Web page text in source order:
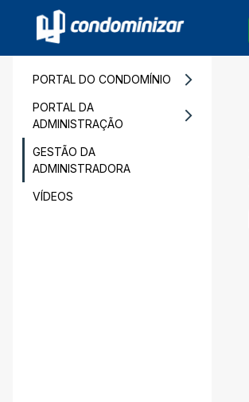
PORTAL DO CONDOMÍNIO
PORTAL DA
ADMINISTRAÇÃO
GESTÃO DA
ADMINISTRADORA
VÍDEOS